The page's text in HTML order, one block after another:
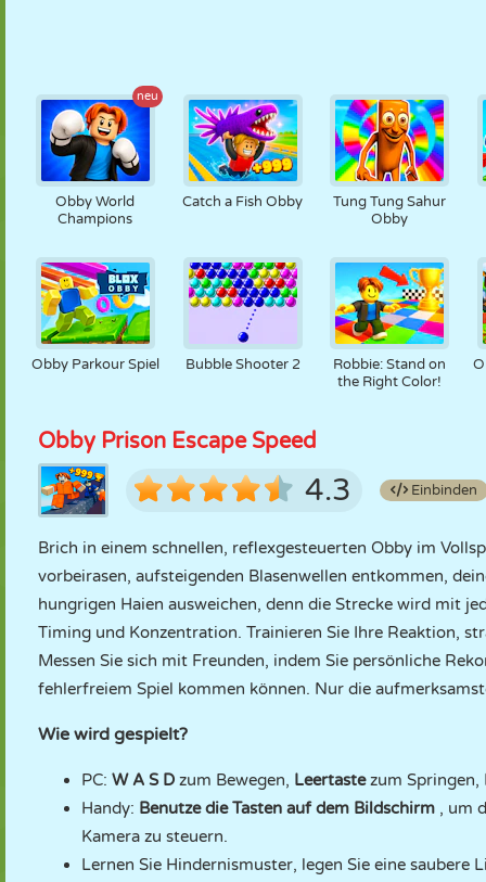
neu
Obby World
Champions
Catch a Fish Obby
Tung Tung Sahur
Obby
Obby Parkour Spiel Bubble Shooter 2
Robbie: Stand on
the Right Color!
Obby Prison Escape Speed
4.3 Einbinden
Brich in einem schnellen, reflexgesteuerten Obby im
vorbeirasen, aufsteigenden Blasenwellen entkommen,
hungrigen Haien ausweichen, denn die Strecke wird mit
Timing und Konzentration. Trainieren Sie Ihre Reaktion,
Messen Sie sich mit Freunden, indem Sie persönliche
fehlerfreiem Spiel kommen können. Nur die
Wie wird gespielt?
PC: W A S D zum Bewegen, Leertastezum Springen,
Handy: Benutze die Tasten auf dem Bildschirm , um
Kamera zu steuern.
Lernen Sie Hindernismuster, legen Sie eine